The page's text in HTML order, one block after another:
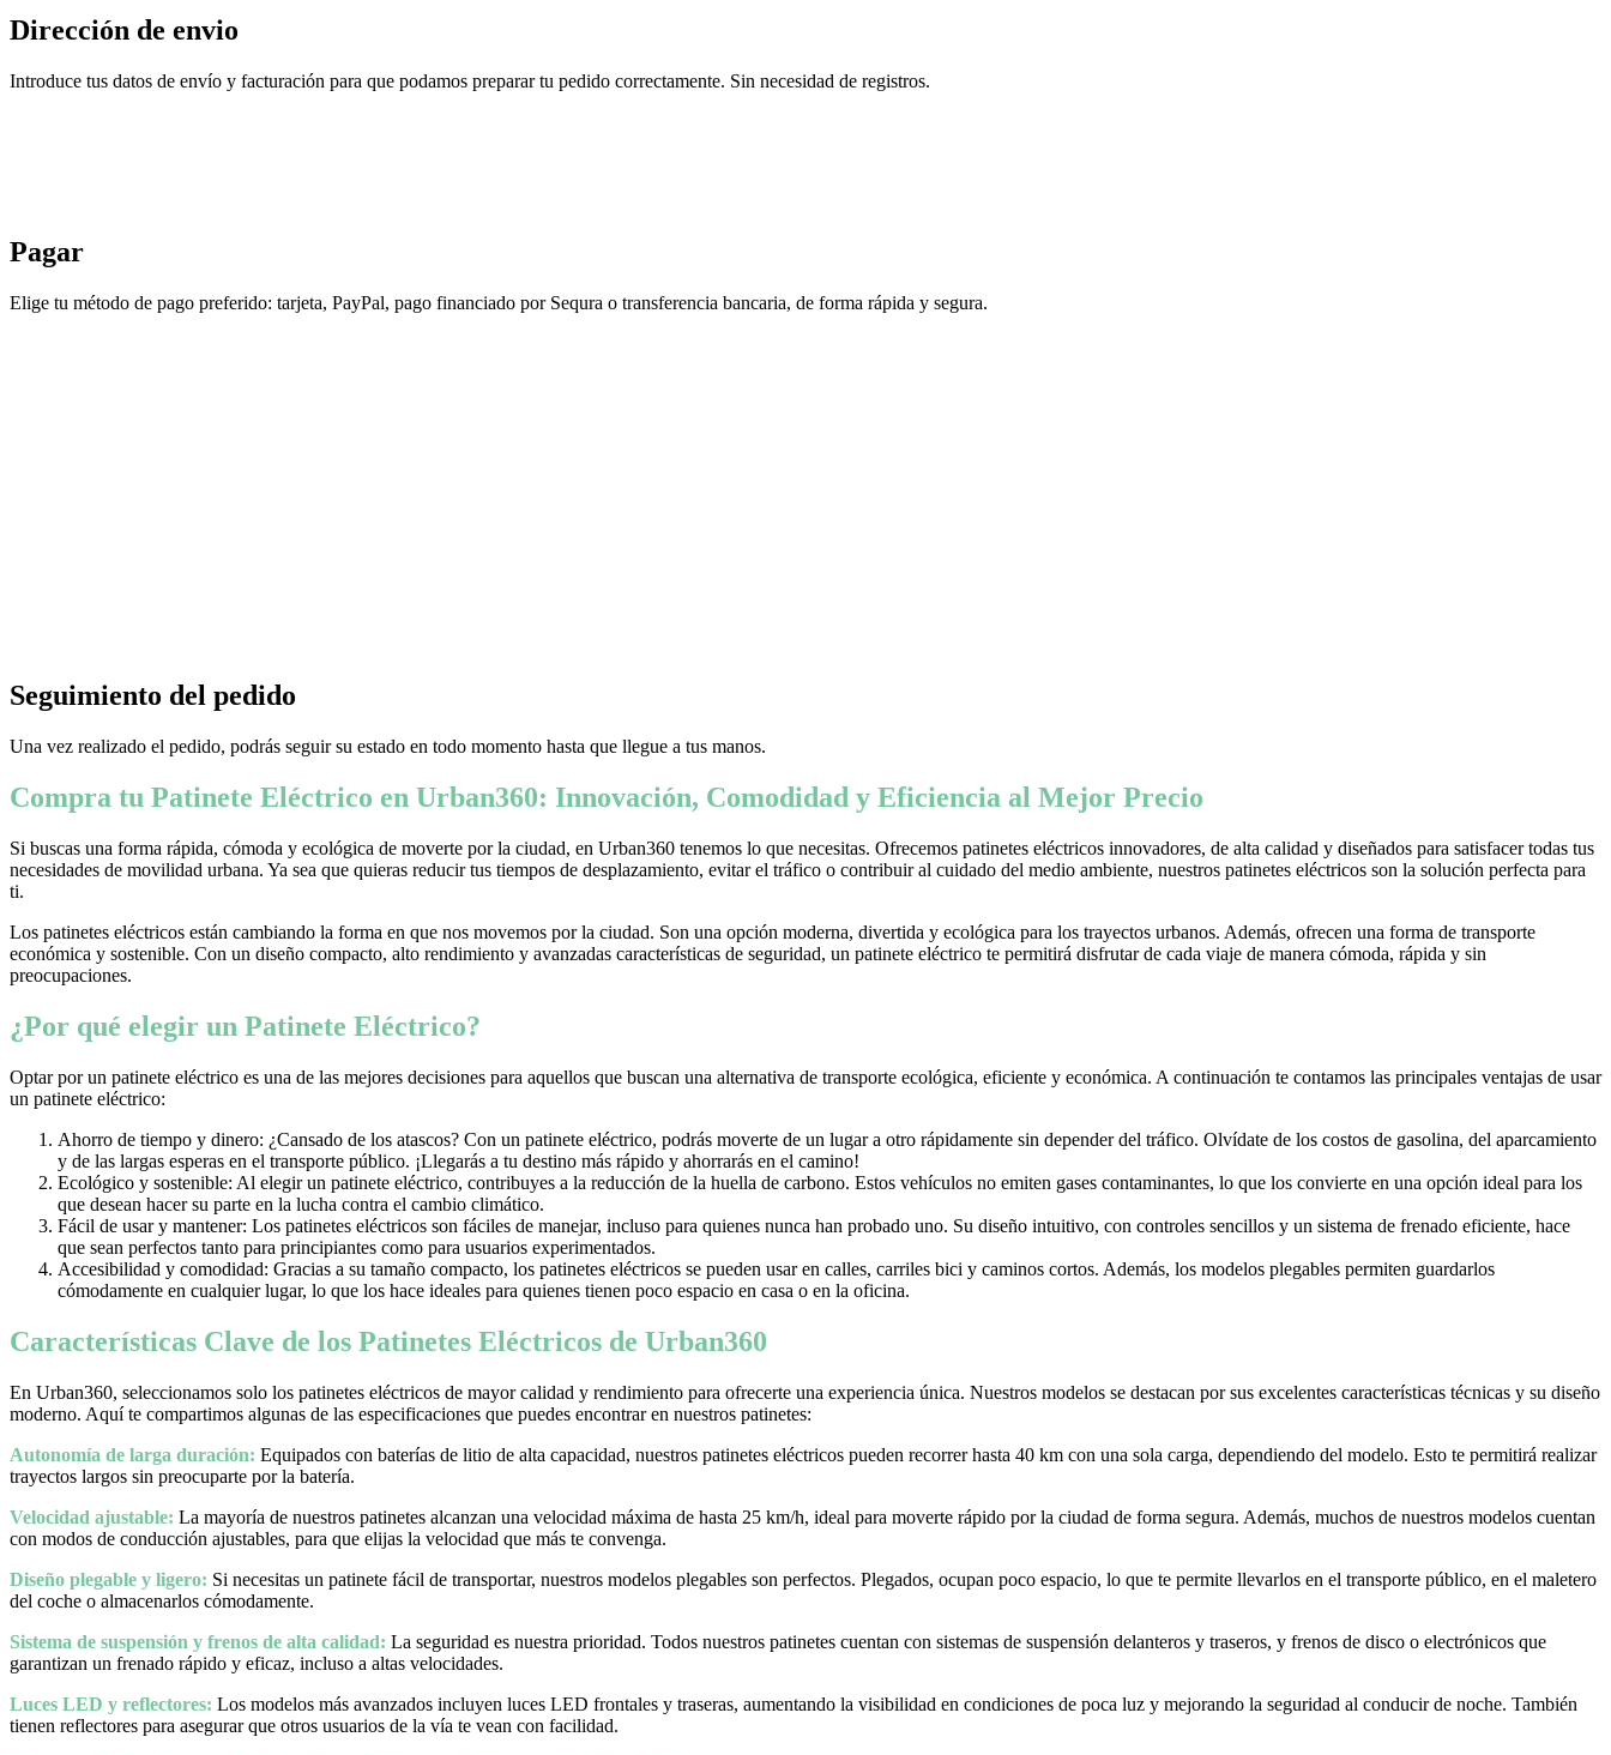
Dirección de envio
Introduce tus datos de envío y facturación para que podamos preparar tu pedido correctamente. Sin necesidad de registros.
Pagar
Elige tu método de pago preferido: tarjeta, PayPal, pago financiado por Sequra o transferencia bancaria, de forma rápida y segura.
Seguimiento del pedido
Una vez realizado el pedido, podrás seguir su estado en todo momento hasta que llegue a tus manos.
Compra tu Patinete Eléctrico en Urban360: Innovación, Comodidad y Eficiencia al Mejor Precio
Si buscas una forma rápida, cómoda y ecológica de moverte por la ciudad, en Urban360 tenemos lo que necesitas. Ofrecemos patinetes eléctricos innovadores, de alta calidad y diseñados para satisfacer todas tus
necesidades de movilidad urbana. Ya sea que quieras reducir tus tiempos de desplazamiento, evitar el tráfico o contribuir al cuidado del medio ambiente, nuestros patinetes eléctricos son la solución perfecta para
ti.
Los patinetes eléctricos están cambiando la forma en que nos movemos por la ciudad. Son una opción moderna, divertida y ecológica para los trayectos urbanos. Además, ofrecen una forma de transporte
económica y sostenible. Con un diseño compacto, alto rendimiento y avanzadas características de seguridad, un patinete eléctrico te permitirá disfrutar de cada viaje de manera cómoda, rápida y sin
preocupaciones.
¿Por qué elegir un Patinete Eléctrico?
Optar por un patinete eléctrico es una de las mejores decisiones para aquellos que buscan una alternativa de transporte ecológica, eficiente y económica. A continuación te contamos las principales ventajas de usar
un patinete eléctrico:
Ahorro de tiempo y dinero: ¿Cansado de los atascos? Con un patinete eléctrico, podrás moverte de un lugar a otro rápidamente sin depender del tráfico. Olvídate de los costos de gasolina, del aparcamiento
y de las largas esperas en el transporte público. ¡Llegarás a tu destino más rápido y ahorrarás en el camino!
Ecológico y sostenible: Al elegir un patinete eléctrico, contribuyes a la reducción de la huella de carbono. Estos vehículos no emiten gases contaminantes, lo que los convierte en una opción ideal para los
que desean hacer su parte en la lucha contra el cambio climático.
Fácil de usar y mantener: Los patinetes eléctricos son fáciles de manejar, incluso para quienes nunca han probado uno. Su diseño intuitivo, con controles sencillos y un sistema de frenado eficiente, hace
que sean perfectos tanto para principiantes como para usuarios experimentados.
Accesibilidad y comodidad: Gracias a su tamaño compacto, los patinetes eléctricos se pueden usar en calles, carriles bici y caminos cortos. Además, los modelos plegables permiten guardarlos
cómodamente en cualquier lugar, lo que los hace ideales para quienes tienen poco espacio en casa o en la oficina.
Características Clave de los Patinetes Eléctricos de Urban360
En Urban360, seleccionamos solo los patinetes eléctricos de mayor calidad y rendimiento para ofrecerte una experiencia única. Nuestros modelos se destacan por sus excelentes características técnicas y su diseño
moderno. Aquí te compartimos algunas de las especificaciones que puedes encontrar en nuestros patinetes:
Autonomía de larga duración: Equipados con baterías de litio de alta capacidad, nuestros patinetes eléctricos pueden recorrer hasta 40 km con una sola carga, dependiendo del modelo. Esto te permitirá realizar
trayectos largos sin preocuparte por la batería.
Velocidad ajustable: La mayoría de nuestros patinetes alcanzan una velocidad máxima de hasta 25 km/h, ideal para moverte rápido por la ciudad de forma segura. Además, muchos de nuestros modelos cuentan
con modos de conducción ajustables, para que elijas la velocidad que más te convenga.
Diseño plegable y ligero: Si necesitas un patinete fácil de transportar, nuestros modelos plegables son perfectos. Plegados, ocupan poco espacio, lo que te permite llevarlos en el transporte público, en el maletero
del coche o almacenarlos cómodamente.
Sistema de suspensión y frenos de alta calidad: La seguridad es nuestra prioridad. Todos nuestros patinetes cuentan con sistemas de suspensión delanteros y traseros, y frenos de disco o electrónicos que
garantizan un frenado rápido y eficaz, incluso a altas velocidades.
Luces LED y reflectores: Los modelos más avanzados incluyen luces LED frontales y traseras, aumentando la visibilidad en condiciones de poca luz y mejorando la seguridad al conducir de noche. También
tienen reflectores para asegurar que otros usuarios de la vía te vean con facilidad.